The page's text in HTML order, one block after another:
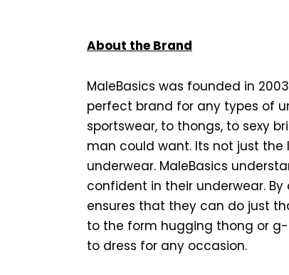
About the Brand
MaleBasics was founded in
perfect brand for any types of
sportswear, to thongs, to sexy
man could want. Its not just
underwear. MaleBasics
confident in their underwear.
ensures that they can do just
to the form hugging thong or
to dress for any occasion.